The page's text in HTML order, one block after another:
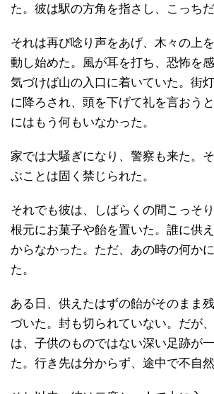
た。彼は駅の方角を指さし、こっちだ
それは再び唸り声をあげ、木々の上
動し始めた。風が耳を打ち、恐怖を感
気づけば山の入口に着いていた。街
に降ろされ、頭を下げて礼を言おう
にはもう何もいなかった。
家では大騒ぎになり、警察も来た。
ぶことは固く禁じられた。
それでも彼は、しばらくの間こっそ
根元にお菓子や飴を置いた。誰に供
からなかった。ただ、あの時の何か
た。
ある日、供えたはずの飴がそのまま
づいた。封も切られていない。だが
は、子供のものではない深い足跡が
た。行き先は分からず、途中で不自